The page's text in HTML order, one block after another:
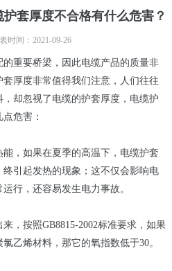
套厚度不合格有什么危害？
时间：2021-09-26
重要桥梁，因此电缆产品的质量非
厚度非常值得我们注意，人们往往
却忽视了电缆的护套厚度，电缆护
危害：
，如果在夏季的高温下，电缆护套
引起发热的现象；这不仅会影响电
行，还容易发生电力事故。
，按照GB8815-2002标准要求，如果
乙烯材料，那它的氧指数低于30。